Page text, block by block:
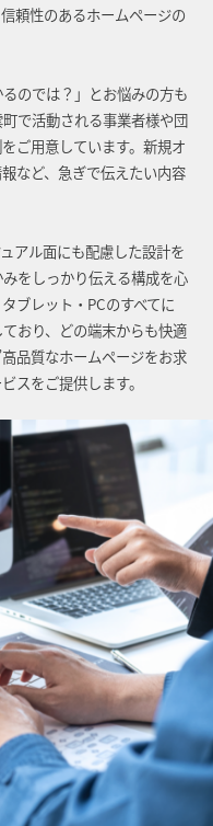
頼性のあるホームページの
のでは？」とお悩みの方も
で活動される事業者様や団
ご用意しています。新規オ
など、急ぎで伝えたい内容
アル面にも配慮した設計を
をしっかり伝える構成を心
ブレット・PCのすべてに
おり、どの端末からも快適
品質なホームページをお求
スをご提供します。